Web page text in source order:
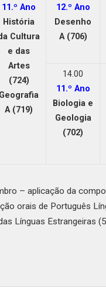
11.º Ano
História
Cultura
e das
Artes
(724)
Geografia
A (719)
12.º Ano
Desenho
A (706)
14.00
11.º Ano
Biologia e
Geologia
(702)
– aplicação da
orais de Português
Línguas Estrangeiras